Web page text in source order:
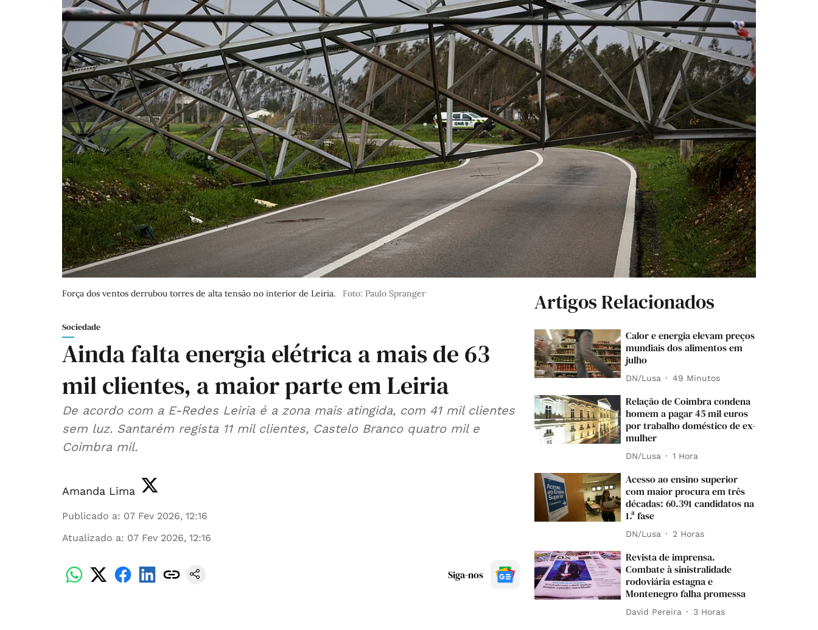
Força dos ventos derrubou torres de alta tensão no interior de Leiria. Foto: Paulo Spranger
Sociedade
Ainda falta energia elétrica a mais de 63
mil clientes, a maior parte em Leiria
De acordo com a E-Redes Leiria é a zona mais atingida, com 41 mil clientes
sem luz. Santarém regista 11 mil clientes, Castelo Branco quatro mil e
Coimbra mil.
Amanda Lima
Publicado a: 07 Fev 2026, 12:16
Atualizado a: 07 Fev 2026, 12:16
Siga-nos
Artigos Relacionados
Calor e energia elevam preços
mundiais dos alimentos em
julho
DN/Lusa 49 Minutos
Relação de Coimbra condena
homem a pagar 45 mil euros
por trabalho doméstico de ex-
mulher
DN/Lusa 1 Hora
Acesso ao ensino superior
com maior procura em três
décadas: 60.391 candidatos na
1.ª fase
DN/Lusa 2 Horas
Revista de imprensa.
Combate à sinistralidade
rodoviária estagna e
Montenegro falha promessa
David Pereira 3 Horas